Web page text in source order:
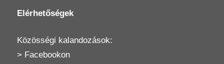
Elérhetőségek
Közösségi kalandozások:
> Facebookon